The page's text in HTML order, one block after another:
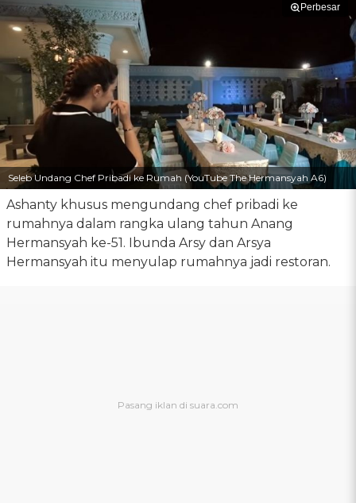
Perbesar
Seleb Undang Chef Pribadi ke Rumah (YouTube The Hermansyah A6)
Ashanty khusus mengundang chef pribadi ke
rumahnya dalam rangka ulang tahun Anang
Hermansyah ke-51. Ibunda Arsy dan Arsya
Hermansyah itu menyulap rumahnya jadi restoran.